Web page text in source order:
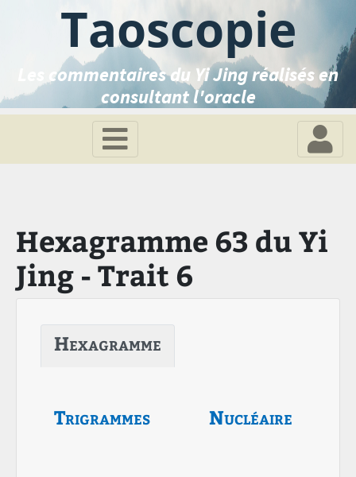
Taoscopie
Les commentaires du Yi Jing réalisés en
consultant l'oracle
Hexagramme 63 du Yi
Jing - Trait 6
Hexagramme
Trigrammes Nucléaire